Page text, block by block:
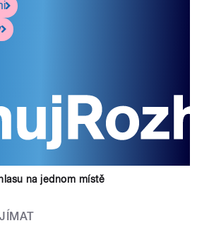
na jednom místě